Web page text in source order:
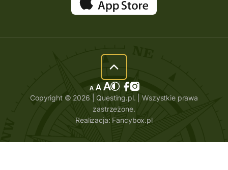
Copyright © 2026 | Questing.pl. | Wszystkie prawa
zastrzeżone.
Realizacja: Fancybox.pl